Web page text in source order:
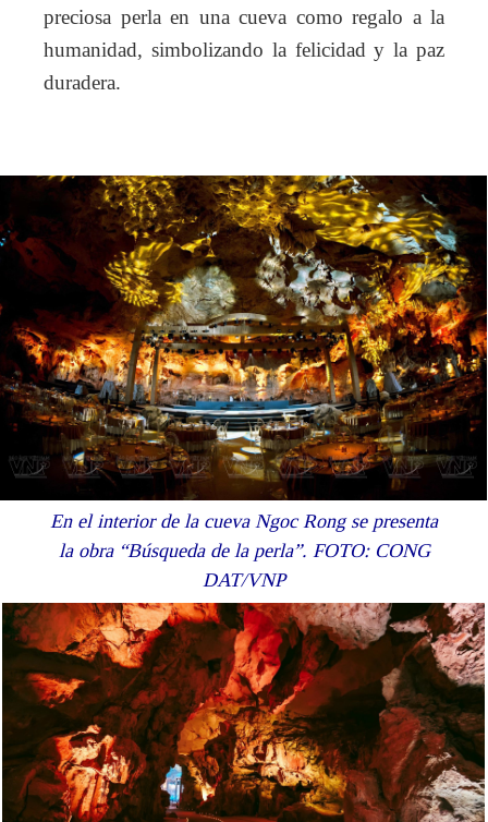
preciosa perla en una cueva como regalo a la
humanidad, simbolizando la felicidad y la paz
duradera.
En el interior de la cueva Ngoc Rong se presenta
la obra “Búsqueda de la perla”. FOTO: CONG
DAT/VNP